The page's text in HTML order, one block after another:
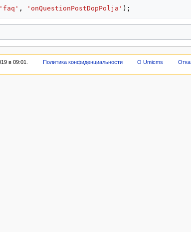
'faq' , 'onQuestionPostDopPolja' );
в 09:01. Политика конфиденциальности О Umicms